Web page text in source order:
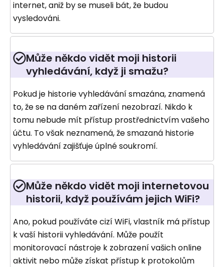
internet, aniž by se museli bát, že budou
vysledováni.
Může někdo vidět moji historii
vyhledávání, když ji smažu?
Pokud je historie vyhledávání smazána, znamená
to, že se na daném zařízení nezobrazí. Nikdo k
tomu nebude mít přístup prostřednictvím vašeho
účtu. To však neznamená, že smazaná historie
vyhledávání zajišťuje úplné soukromí.
Může někdo vidět moji internetovou
historii, když používám jejich WiFi?
Ano, pokud používáte cizí WiFi, vlastník má přístup
k vaší historii vyhledávání. Může použít
monitorovací nástroje k zobrazení vašich online
aktivit nebo může získat přístup k protokolům